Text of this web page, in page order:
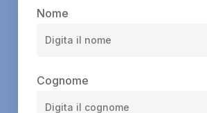
Nome
Cognome